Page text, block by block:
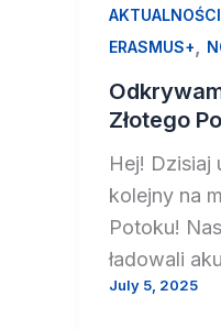
AKTUALNOŚCI
ERASMUS+
Złotego
Hej! Dzisiaj
kolejny na
Potoku!
ładowali
July 5, 2025